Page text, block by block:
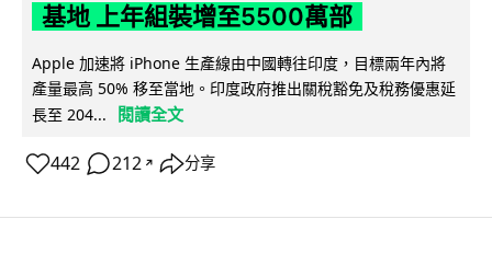
基地 上年組裝增至5500萬部
Apple 加速將 iPhone 生產線由中國轉往印度，目標兩年內將
產量最高 50% 移至當地。印度政府推出關稅豁免及稅務優惠延
長至 204...
閱讀全文
442 212 ↗ 分享